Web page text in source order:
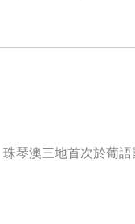
珠琴澳三地首次於葡